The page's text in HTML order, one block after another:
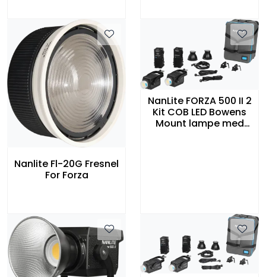
Nanlite Fl-20G Fresnel
For Forza
NanLite FORZA 500 II 2
Kit COB LED Bowens
Mount lampe med